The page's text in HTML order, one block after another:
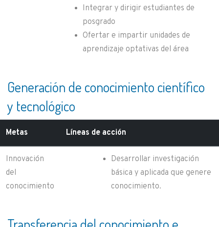
Integrar y dirigir estudiantes de
posgrado
Ofertar e impartir unidades de
aprendizaje optativas del área
Generación de conocimiento científico
y tecnológico
Metas Líneas de acción
Innovación
del
conocimiento
Desarrollar investigación
básica y aplicada que genere
conocimiento.